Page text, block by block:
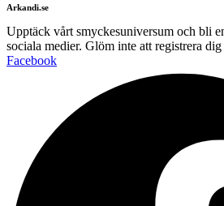
Arkandi.se
Upptäck vårt smyckesuniversum och bli
sociala medier. Glöm inte att registrera
Facebook